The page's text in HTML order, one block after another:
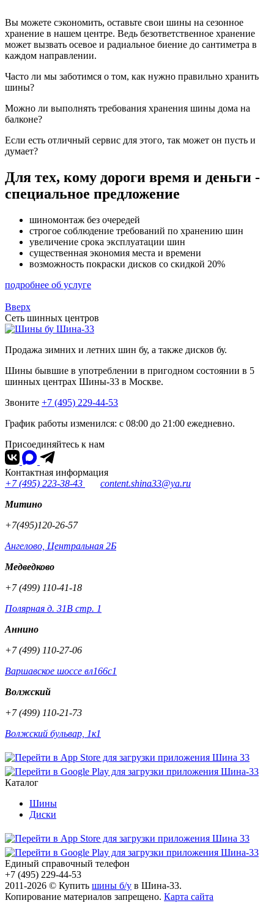
Вы можете сэкономить, оставьте свои шины на сезонное
хранение в нашем центре. Ведь безответственное хранение
может вызвать осевое и радиальное биение до сантиметра в
каждом направлении.
Часто ли мы заботимся о том, как нужно правильно хранить
шины?
Можно ли выполнять требования хранения шины дома на
балконе?
Если есть отличный сервис для этого, так может он пусть и
думает?
Для тех, кому дороги время и деньги -
специальное предложение
шиномонтаж без очередей
строгое соблюдение требований по хранению шин
увеличение срока эксплуатации шин
существенная экономия места и времени
возможность покраски дисков со скидкой 20%
подробнее об услуге
Вверх
Сеть шинных центров
Шина-33
Продажа зимних и летних шин бу, а также дисков бу.
Шины бывшие в употреблении в пригодном состоянии в 5
шинных центрах Шины-33 в Москве.
Звоните +7 (495) 229-44-53
График работы изменился: с 08:00 до 21:00 ежедневно.
Присоединяйтесь к нам
Контактная информация
+7 (495) 223-38-43
content.shina33@ya.ru
Митино
+7(495)120-26-57
Ангелово, Центральная 2Б
Медведково
+7 (499) 110-41-18
Полярная д. 31В стр. 1
Аннино
+7 (499) 110-27-06
Варшавское шоссе вл166с1
Волжский
+7 (499) 110-21-73
Волжский бульвар, 1к1
Каталог
Шины
Диски
Единый справочный телефон
+7 (495) 229-44-53
2011-2026 © Купить шины б/у в Шина-33.
Копирование материалов запрещено. Карта сайта